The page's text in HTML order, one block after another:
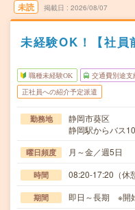
未読 掲載日 2026/08/07
未経験OK！【社員
職種未経験OK 交通費別途支
正社員への紹介予定派遣
勤務地
静岡市葵区
静岡駅からバス
曜日頻度 月～金／週5日
時間 08:20-17:20（休
期間 即日～長期 ※開